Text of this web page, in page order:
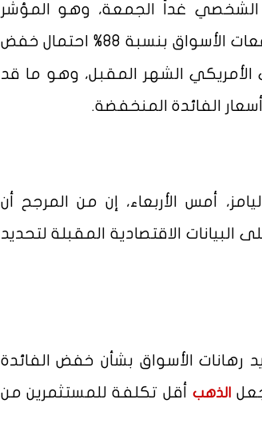
الشخصي غداً الجمعة، وهو المؤشر
. وتظهر توقعات الأسواق بنسبة 88% احتمال خفض
الأمريكي الشهر المقبل، وهو ما قد
الفائدة المنخفضة.
أمس الأربعاء، إن من المرجح أن
الاقتصادية المقبلة لتحديد
رهانات الأسواق بشأن خفض الفائدة
الذهبأقل تكلفة للمستثمرين من